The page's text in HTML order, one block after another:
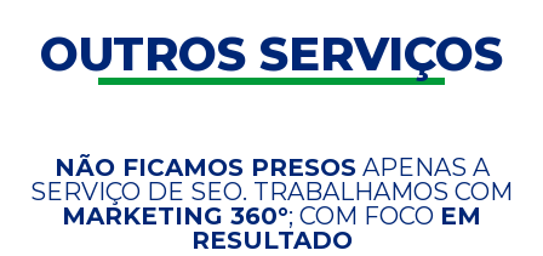
OUTROS SERVIÇOS
NÃO FICAMOS PRESOSAPENAS A
SERVIÇO DE SEO. TRABALHAMOS COM
MARKETING 360°; COM FOCO EM
RESULTADO